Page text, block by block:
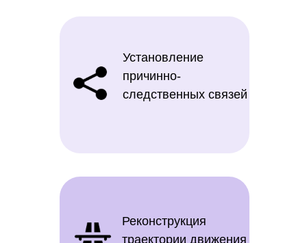
Установление
причинно-
следственных связей
Реконструкция
траектории движения